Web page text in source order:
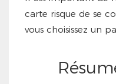
carte risque de se
vous choisissez un